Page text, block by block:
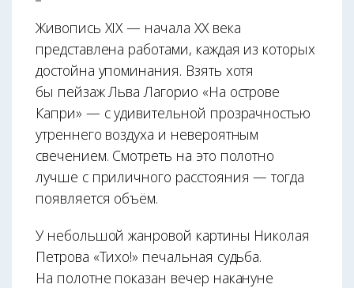
Живопись XIX — начала ХХ века
представлена работами, каждая из которых
достойна упоминания. Взять хотя
бы пейзаж Льва Лагорио «На острове
Капри» — с удивительной прозрачностью
утреннего воздуха и невероятным
свечением. Смотреть на это полотно
лучше с приличного расстояния — тогда
появляется объём.
У небольшой жанровой картины Николая
Петрова «Тихо!» печальная судьба.
На полотне показан вечер накануне